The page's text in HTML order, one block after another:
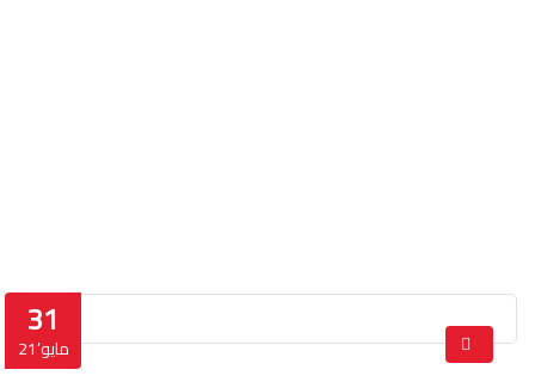
31
مايو’21